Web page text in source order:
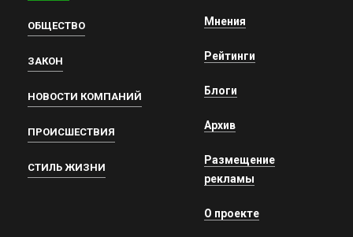
ОБЩЕСТВО
ЗАКОН
НОВОСТИ КОМПАНИЙ
ПРОИСШЕСТВИЯ
СТИЛЬ ЖИЗНИ
Мнения
Рейтинги
Блоги
Архив
Размещение
рекламы
О проекте